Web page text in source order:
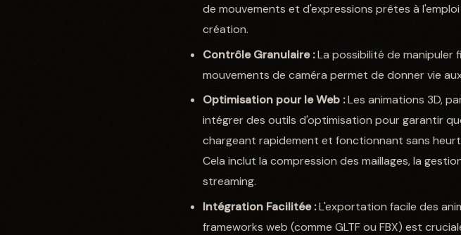
de mouvements et d'expressions prêtes à
création.
Contrôle Granulaire :La possibilité de manipuler
mouvements de caméra permet de donner vie
Optimisation pour le Web :Les animations 3D,
intégrer des outils d'optimisation pour garantir
chargeant rapidement et fonctionnant sans
Cela inclut la compression des maillages, la
streaming.
Intégration Facilitée :L'exportation facile des
frameworks web (comme GLTF ou FBX) est